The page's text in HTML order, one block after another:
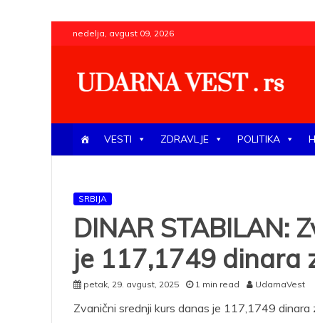
to
content
nedelja, avgust 09, 2026
VESTI ZDRAVLJE POLITIKA
SRBIJA
DINAR STABILAN:
je 117,1749 dinara
petak, 29. avgust, 2025 1 min read UdarnaVest
Zvanični srednji kurs danas je 117,1749 dinara